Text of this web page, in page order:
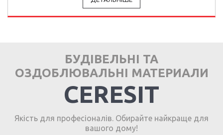
БУДІВЕЛЬНІ ТА
ОЗДОБЛЮВАЛЬНІ МАТЕРИАЛИ
CERESIT
Якість для професіоналів. Обирайте найкраще для
вашого дому!